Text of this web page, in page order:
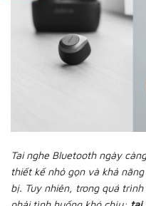
Tai nghe Bluetooth ngày
thiết kế nhỏ gọn và khả
bị. Tuy nhiên, trong quá